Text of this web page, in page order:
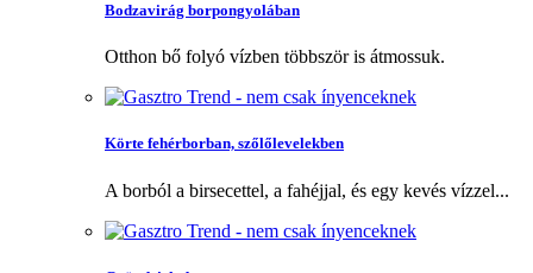
Bodzavirág borpongyolában
Otthon bő folyó vízben többször is átmossuk.
Körte fehérborban, szőlőlevelekben
A borból a birsecettel, a fahéjjal, és egy kevés vízzel...